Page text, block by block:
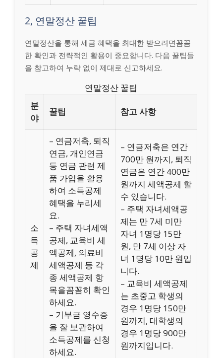
2, 연말정산 꿀팁
연말정산을 통해 세금 혜택을 최대한 받으려면꼼꼼
한 확인과 전략적인 활용이 중요합니다. 다음 꿀팁들
을 참고하여 누락 없이 제대로 신고하세요.
연말정산 꿀팁
분
야
꿀팁 참고 사항
소
득
공
제
– 연금저축, 퇴직
연금, 개인연금
등 연금 관련 제
품 가입을 활용
하여 소득공제
혜택을 누리세
요.
– 주택 자녀세액
공제, 교육비 세
액공제, 의료비
세액공제 등 각
종 세액공제 항
목을꼼꼼히 확인
하세요.
– 기부금 영수증
을 잘 보관하여
소득공제를 신청
하세요.
– 연금저축은 연간
700만 원까지, 퇴직
연금은 연간 400만
원까지 세액공제 할
수 있습니다.
– 주택 자녀세액공
제는 만 7세 미만
자녀 1명당 15만
원, 만 7세 이상 자
녀 1명당 10만 원입
니다.
– 교육비 세액공제
는 초중고 학생의
경우 1명당 150만
원까지, 대학생의
경우 1명당 900만
원까지입니다.